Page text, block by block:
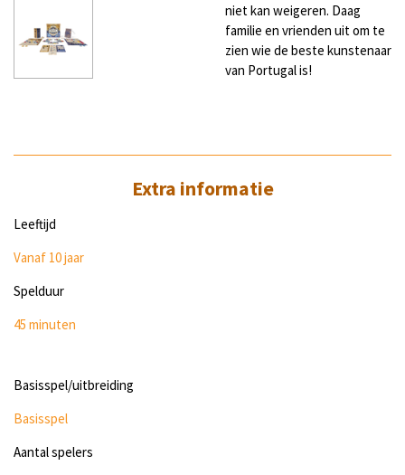
niet kan weigeren. Daag
familie en vrienden uit om te
zien wie de beste kunstenaar
van Portugal is!
Extra informatie
Leeftijd
Vanaf 10 jaar
Spelduur
45 minuten
Basisspel/uitbreiding
Basisspel
Aantal spelers